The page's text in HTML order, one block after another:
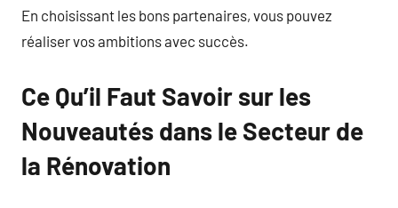
En choisissant les bons partenaires, vous pouvez
réaliser vos ambitions avec succès.
Ce Qu’il Faut Savoir sur les
Nouveautés dans le Secteur de
la Rénovation